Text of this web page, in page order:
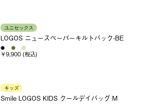
ユニセックス
LOGOS ニュースペーパーキルトバック-BE
￥9,900 (税込)
キッズ
Smile LOGOS KIDS クールデイバッグ M